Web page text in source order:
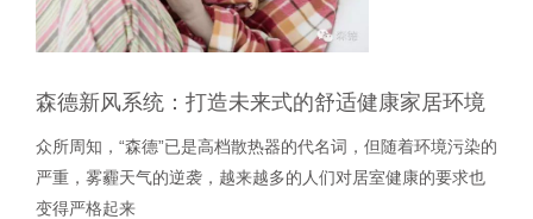
森德新风系统：打造未来式的舒适健康家居环境
众所周知，“森德”已是高档散热器的代名词，但随着环境污染的
严重，雾霾天气的逆袭，越来越多的人们对居室健康的要求也
变得严格起来